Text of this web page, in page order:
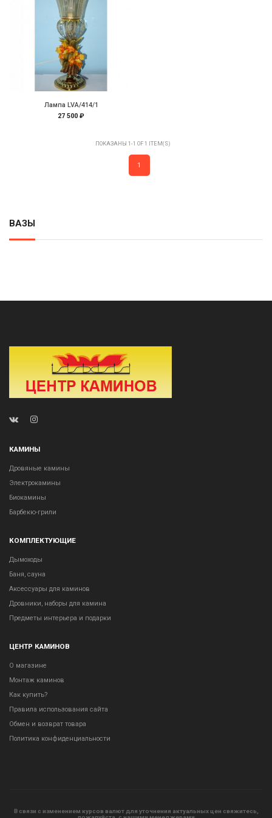
ВАЗЫ
Лампа LVA/414/1
27 500 ₽
ПОКАЗАНЫ 1-1 OF 1 ITEM(S)
1
КАМИНЫ
Дровяные камины
Электрокамины
Биокамины
Барбекю-грили
КОМПЛЕКТУЮЩИЕ
Дымоходы
Баня, сауна
Аксессуары для каминов
Дровники, наборы для камина
Предметы интерьера и подарки
ЦЕНТР КАМИНОВ
О магазине
Монтаж каминов
Как купить?
Правила использования сайта
Обмен и возврат товара
Политика конфиденциальности
В связи с изменением курсов валют для уточнения актуальных цен свяжитесь,